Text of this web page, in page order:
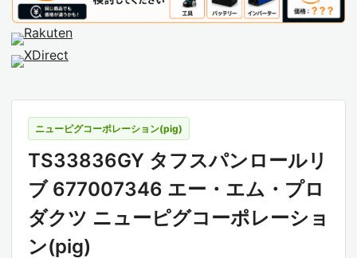
ニューピグコーポレーション(pig)
TS33836GY タフスパンロールリ
ブ 677007346 エー・エム・プロ
ダクツ ニューピグコーポレーショ
ン(pig)